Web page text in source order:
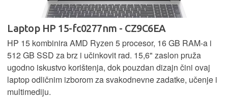
Laptop HP 15-fc0277nm - CZ9C6EA
HP 15 kombinira AMD Ryzen 5 procesor, 16 GB RAM-a i
512 GB SSD za brz i učinkovit rad. 15,6" zaslon pruža
ugodno iskustvo korištenja, dok pouzdan dizajn čini ovaj
laptop odličnim izborom za svakodnevne zadatke, učenje i
multimediju.